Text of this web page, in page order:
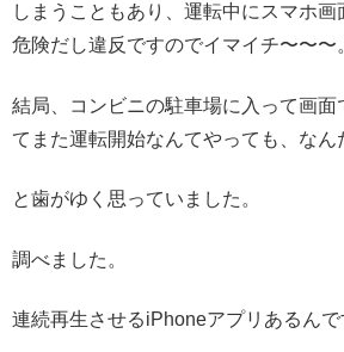
しまうこともあり、運転中にスマホ画
危険だし違反ですのでイマイチ〜〜〜
結局、コンビニの駐車場に入って画面
てまた運転開始なんてやっても、なん
と歯がゆく思っていました。
調べました。
連続再生させるiPhoneアプリあるんで